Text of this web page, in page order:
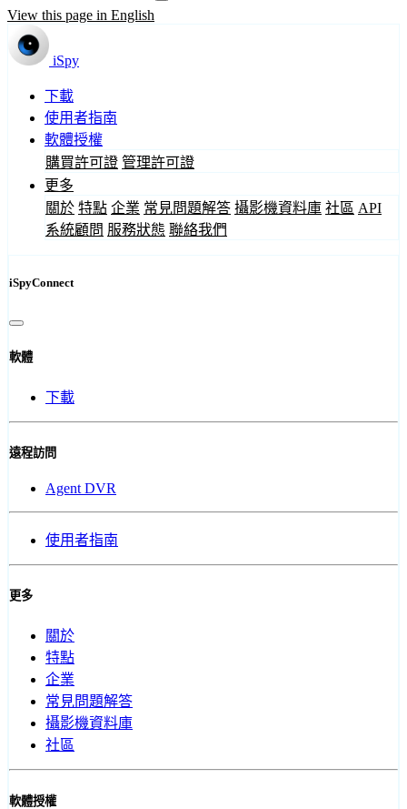
View this page in English
iSpy
下載
使用者指南
軟體授權
購買許可證 管理許可證
更多
關於 特點 企業 常見問題解答 攝影機資料庫 社區 API
系統顧問 服務狀態 聯絡我們
iSpyConnect
軟體
下載
遠程訪問
Agent DVR
使用者指南
更多
關於
特點
企業
常見問題解答
攝影機資料庫
社區
軟體授權